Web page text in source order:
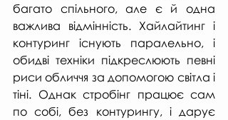
багато спільного, але є й одна
важлива відмінність. Хайлайтинг і
контуринг існують паралельно, і
обидві техніки підкреслюють певні
риси обличчя за допомогою світла і
тіні. Однак стробінг працює сам
по собі, без контурингу, і дарує